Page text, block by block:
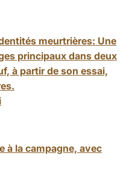
meurtrières: Une
principaux dans deux
à partir de son essai,
à la campagne, avec